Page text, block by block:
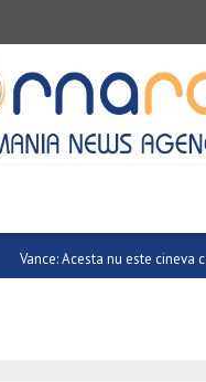
Metsola: Vom transmite